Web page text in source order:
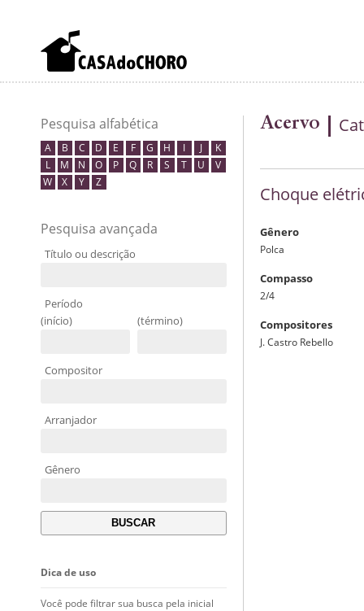
Pesquisa alfabética
A B C D E F G H I J
K
L
M N O P Q R S T U
V
W
X Y Z
Pesquisa avançada
Título ou descrição
Período
(início)
(término)
Compositor
Arranjador
Gênero
Dica de uso
Você pode filtrar sua busca pela inicial
Acervo
Choque
Gênero
Polca
Compasso
2/4
Compositores
J. Castro Rebello